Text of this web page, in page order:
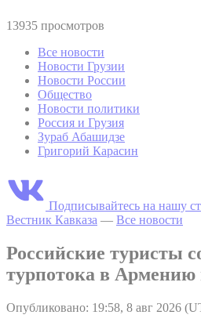
13935 просмотров
Все новости
Новости Грузии
Новости России
Общество
Новости политики
Россия и Грузия
Зураб Абашидзе
Григорий Карасин
Подписывайтесь на нашу
Вестник Кавказа — Все новости
Российские туристы
турпотока в Армению
Опубликовано: 19:58, 8 авг 2026